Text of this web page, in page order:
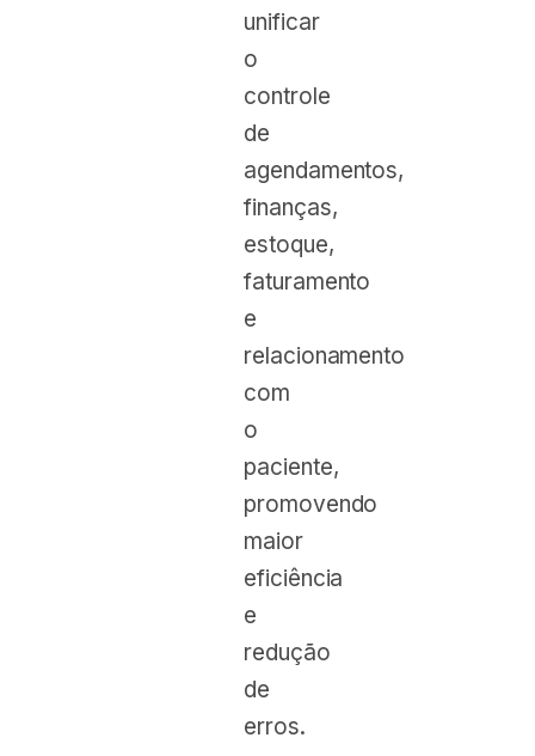
unificar
o
controle
de
agendamentos,
finanças,
estoque,
faturamento
e
relacionamento
com
o
paciente,
promovendo
maior
eficiência
e
redução
de
erros.